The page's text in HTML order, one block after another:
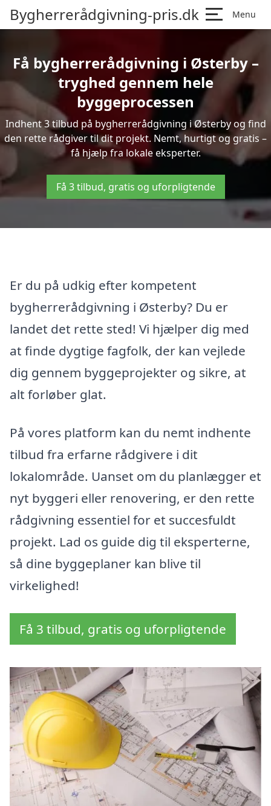
Bygherrerådgivning-pris.dk Menu
Få bygherrerådgivning i Østerby –
tryghed gennem hele
byggeprocessen
Indhent 3 tilbud på bygherrerådgivning i Østerby og find
den rette rådgiver til dit projekt. Nemt, hurtigt og gratis –
få hjælp fra lokale eksperter.
Få 3 tilbud, gratis og uforpligtende
Er du på udkig efter kompetent
bygherrerådgivning i Østerby? Du er
landet det rette sted! Vi hjælper dig med
at finde dygtige fagfolk, der kan vejlede
dig gennem byggeprojekter og sikre, at
alt forløber glat.
På vores platform kan du nemt indhente
tilbud fra erfarne rådgivere i dit
lokalområde. Uanset om du planlægger et
nyt byggeri eller renovering, er den rette
rådgivning essentiel for et succesfuldt
projekt. Lad os guide dig til eksperterne,
så dine byggeplaner kan blive til
virkelighed!
Få 3 tilbud, gratis og uforpligtende